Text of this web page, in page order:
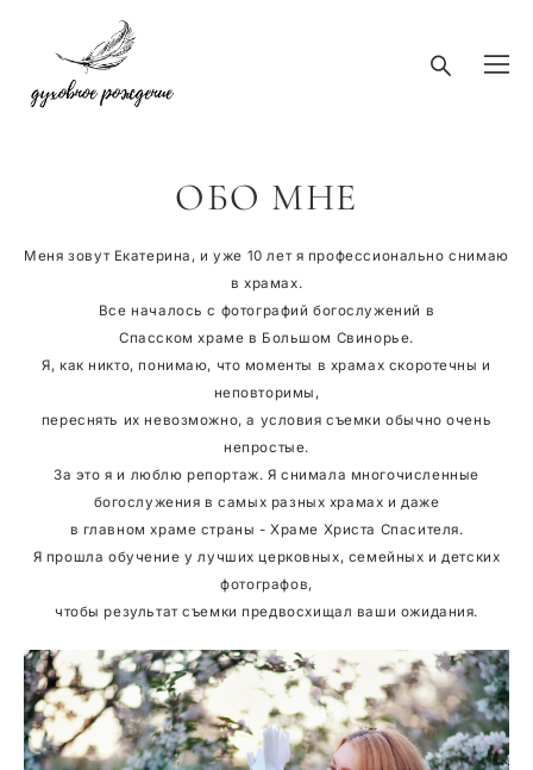
ОБО МНЕ
Меня зовут Екатерина, и уже 10 лет я профессионально снимаю
в храмах.
Спасском храме в Большом Свинорье.
Я, как никто, понимаю, что моменты в храмах скоротечны и
неповторимы,
переснять их невозможно, а условия съемки обычно очень
непростые.
За это я и люблю репортаж. Я снимала многочисленные
богослужения в самых разных храмах и даже
в главном храме страны - Храме Христа Спасителя.
Я прошла обучение у лучших церковных, семейных и детских
фотографов,
чтобы результат съемки предвосхищал ваши ожидания.